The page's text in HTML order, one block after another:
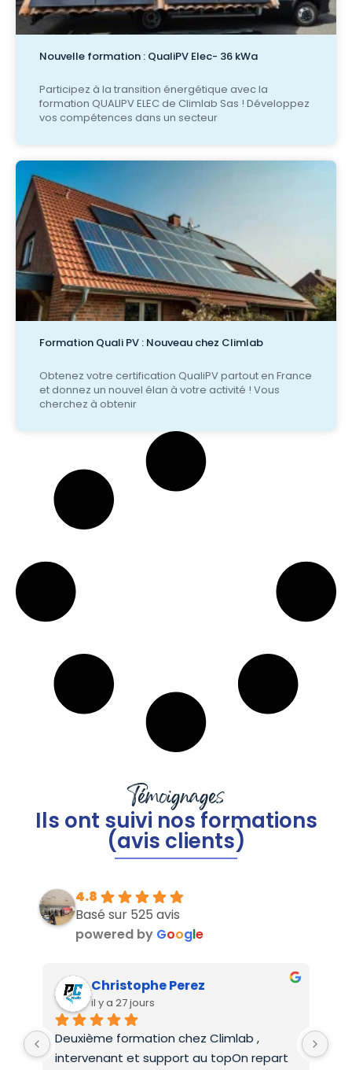
Nouvelle formation : QualiPV Elec- 36 kWa
Participez à la transition énergétique avec la
formation QUALIPV ELEC de Climlab Sas ! Développez
vos compétences dans un secteur
Formation Quali PV : Nouveau chez Climlab
Obtenez votre certification QualiPV partout en France
et donnez un nouvel élan à votre activité ! Vous
cherchez à obtenir
Témoignages
Ils ont suivi nos formations
(avis clients)
4.8
Basé sur 525 avis
powered by Google
Christophe Perez
il y a 27 jours
Deuxième formation chez Climlab ,
intervenant et support au topOn repart